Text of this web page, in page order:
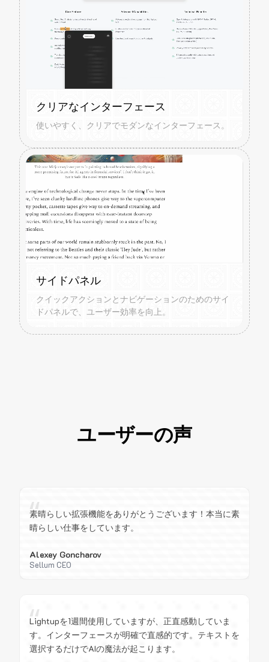
クリアなインターフェース
使いやすく、クリアでモダンなインターフェース。
サイドパネル
クイックアクションとナビゲーションのためのサイ
ドパネルで、ユーザー効率を向上。
ユーザーの声
“
素晴らしい拡張機能をありがとうございます！本当に素
晴らしい仕事をしています。
Alexey Goncharov
Sellum CEO
“
Lightupを1週間使用していますが、正直感動していま
す。インターフェースが明確で直感的です。テキストを
選択するだけでAIの魔法が起こります。